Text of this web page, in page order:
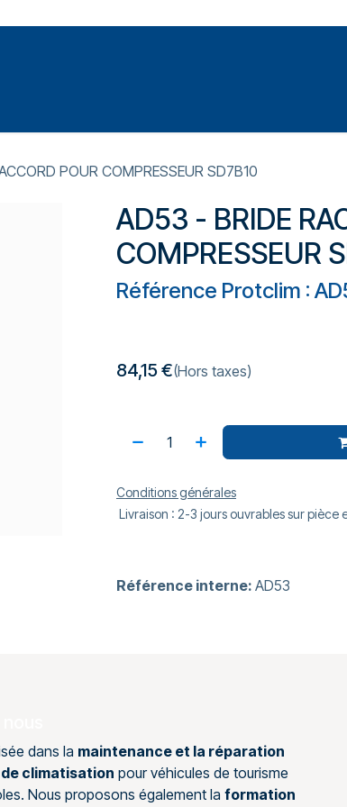
POUR COMPRESSEUR SD7B10
AD53 - BRIDE
COMPRESSEUR
Référence Protclim :
84,15€(Hors taxes)
Conditions générales
Livraison : 2-3 jours ouvrables sur pièce
Référence interne: AD53
dans la maintenance et la réparation
climatisation pour véhicules de tourisme
Nous proposons également la formation